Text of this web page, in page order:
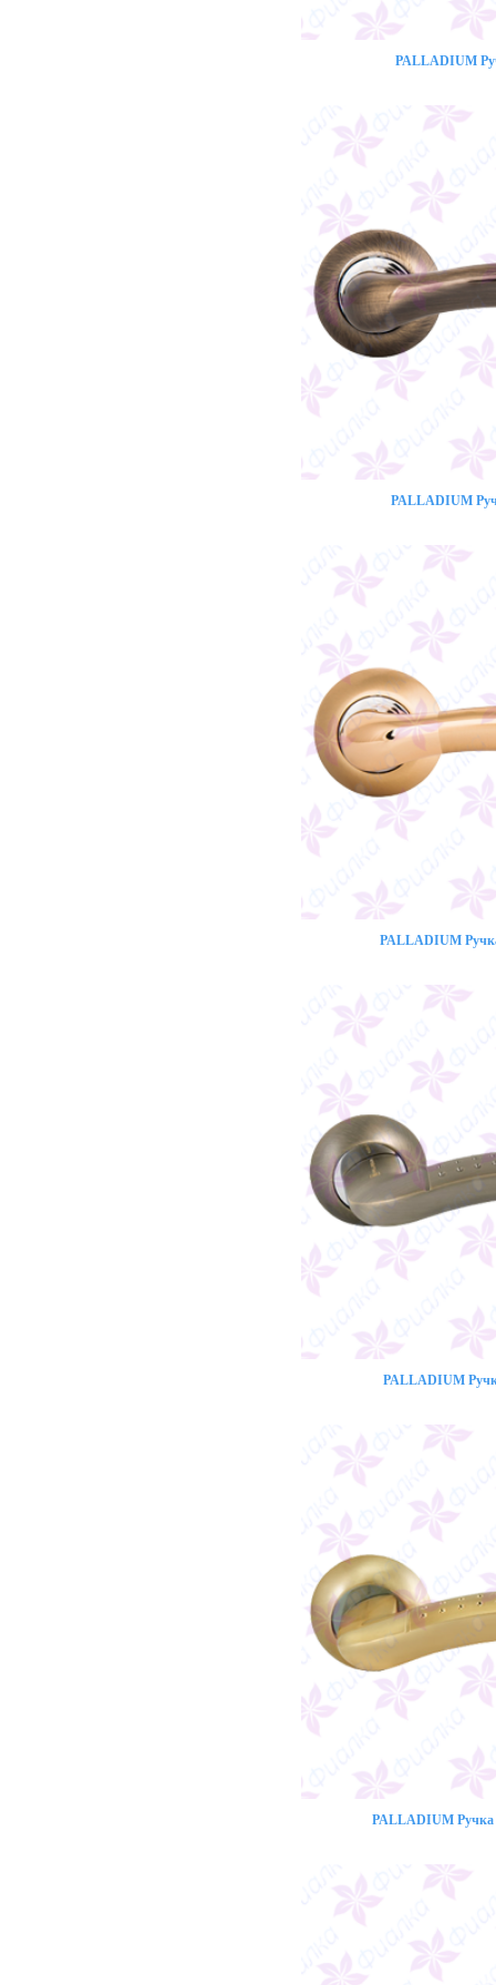
PALLADIUM
PALLADIUM
PALLADIUM
PALLADIUM
PALLADIUM Ручка